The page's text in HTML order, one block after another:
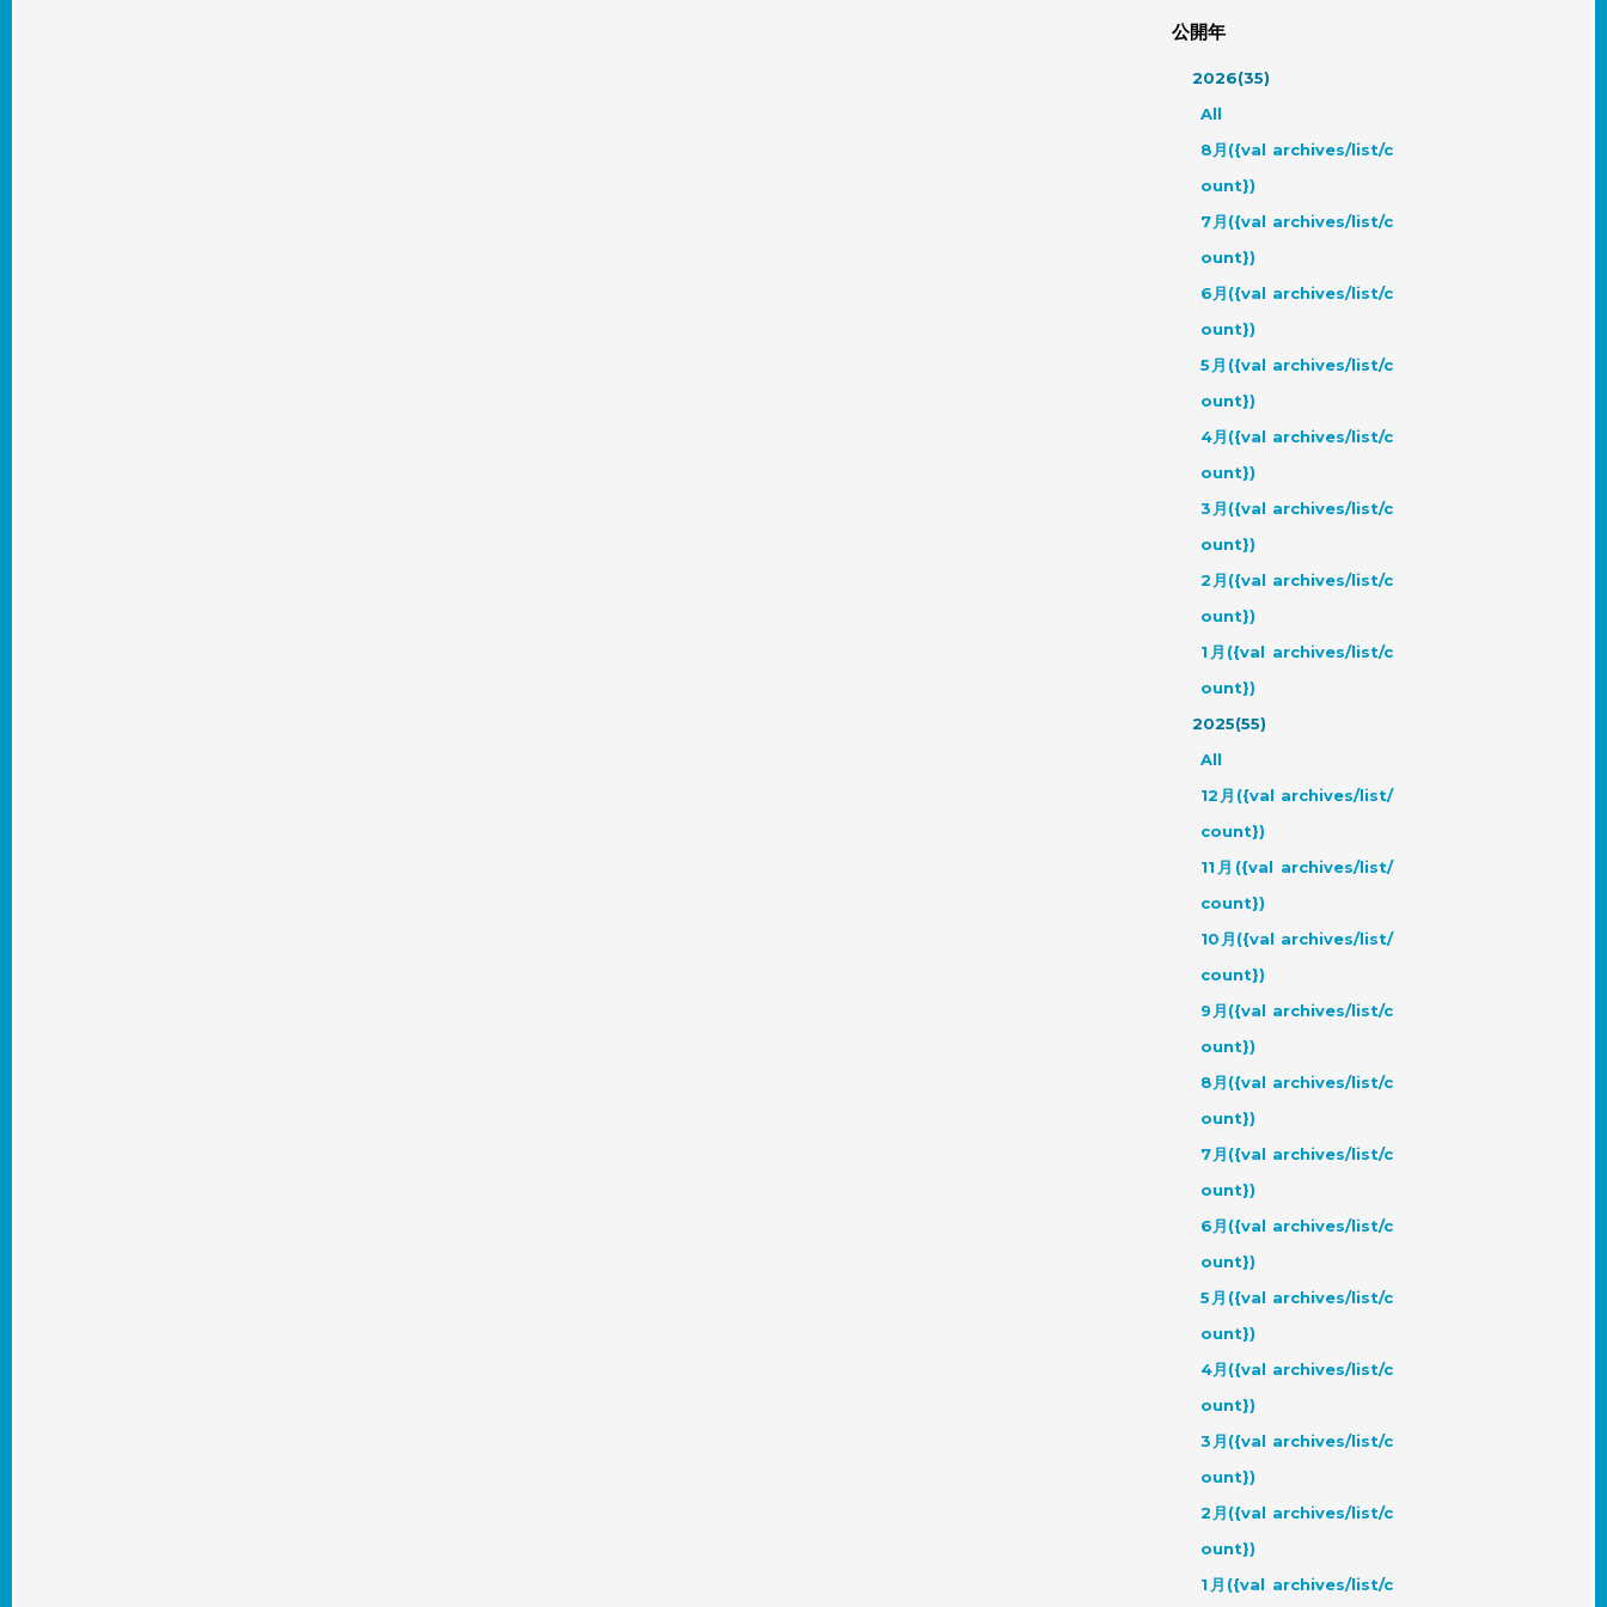
公開年
2026(35)
All
8月({val archives/list/c
ount})
7月({val archives/list/c
ount})
6月({val archives/list/c
ount})
5月({val archives/list/c
ount})
4月({val archives/list/c
ount})
3月({val archives/list/c
ount})
2月({val archives/list/c
ount})
1月({val archives/list/c
ount})
2025(55)
All
12月({val archives/list/
count})
11月({val archives/list/
count})
10月({val archives/list/
count})
9月({val archives/list/c
ount})
8月({val archives/list/c
ount})
7月({val archives/list/c
ount})
6月({val archives/list/c
ount})
5月({val archives/list/c
ount})
4月({val archives/list/c
ount})
3月({val archives/list/c
ount})
2月({val archives/list/c
ount})
1月({val archives/list/c